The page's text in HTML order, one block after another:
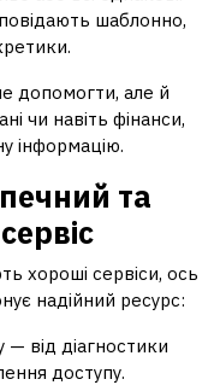
шаблонно,
допомогти, але й
чи навіть фінанси,
інформацію.
та
хороші сервіси, ось
надійний ресурс:
від діагностики
доступу.